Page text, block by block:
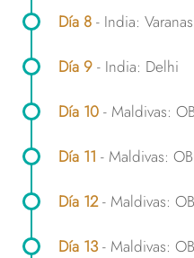
Día 8 - India:
Día 9 - India: Delhi
Día 10 - Maldivas:
Día 11 - Maldivas:
Día 12- Maldivas:
Día 13- Maldivas: